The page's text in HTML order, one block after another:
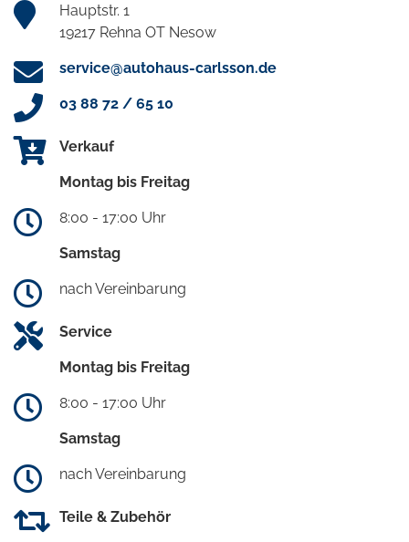
Hauptstr. 1
19217 Rehna OT Nesow
service@autohaus-carlsson.de
03 88 72 / 65 10
Verkauf
Montag bis Freitag
8:00 - 17:00 Uhr
Samstag
nach Vereinbarung
Service
Montag bis Freitag
8:00 - 17:00 Uhr
Samstag
nach Vereinbarung
Teile & Zubehör